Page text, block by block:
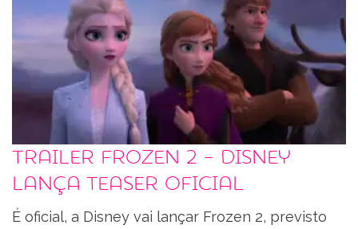
Trailer Frozen 2 – Disney
lança teaser oficial
É oficial, a Disney vai lançar Frozen 2, previsto